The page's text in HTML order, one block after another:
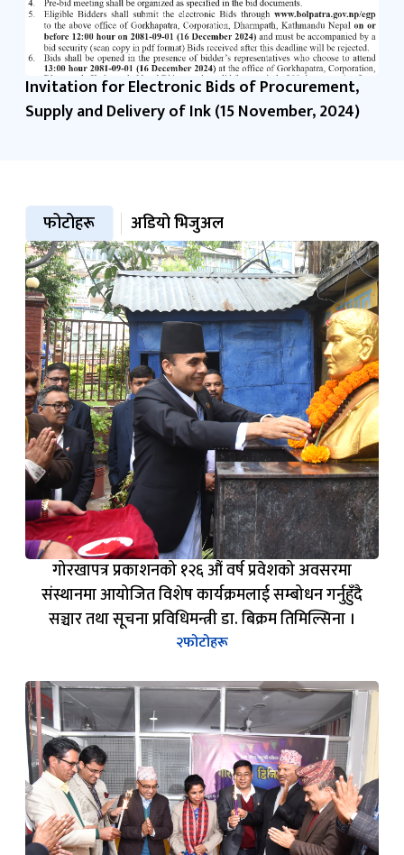
Invitation for Electronic Bids of Procurement,
Supply and Delivery of Ink (15 November, 2024)
गोरखापत्र प्रकाशनको १२६ औं वर्ष प्रवेशको अवसरमा
संस्थानमा आयोजित विशेष कार्यक्रमलाई सम्बोधन गर्नुहुँदै
सञ्चार तथा सूचना प्रविधिमन्त्री डा. बिक्रम तिमिल्सिना ।
२फोटोहरू